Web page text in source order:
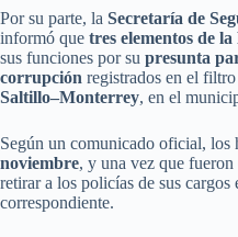
Por su parte, la Secretaría de
informó que tres elementos de
sus funciones por su presunta
corrupción registrados en el
Saltillo–Monterrey, en el
Según un comunicado oficial, los
noviembre, y una vez que
retirar a los policías de sus
correspondiente.